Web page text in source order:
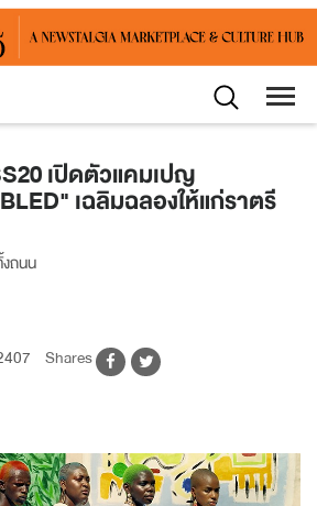
เปิดตัวแคมเปญ
เฉลิมฉลองให้แก่ราตรี
ถนน
Shares